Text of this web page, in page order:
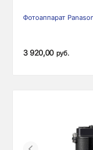
Фотоаппарат
3 920,00 руб.